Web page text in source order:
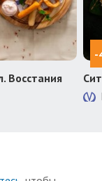
Восстания
-